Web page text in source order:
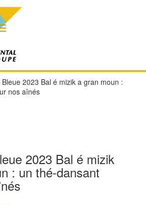
2023 Bal é mizik a gran moun :
nos aînés
2023 Bal é mizik
: un thé-dansant